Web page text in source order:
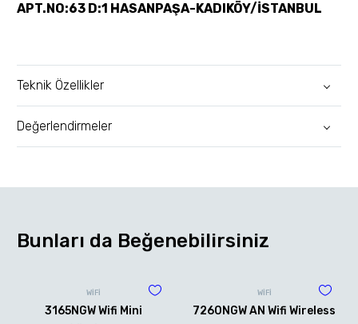
APT.NO:63 D:1 HASANPAŞA-KADIKÖY/İSTANBUL
Teknik Özellikler
Değerlendirmeler
Bunları da Beğenebilirsiniz
WİFİ
3165NGW Wifi Mini
WİFİ
7260NGW AN Wifi Wireless